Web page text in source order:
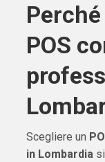
POS
Scegliere un
in Lombardia